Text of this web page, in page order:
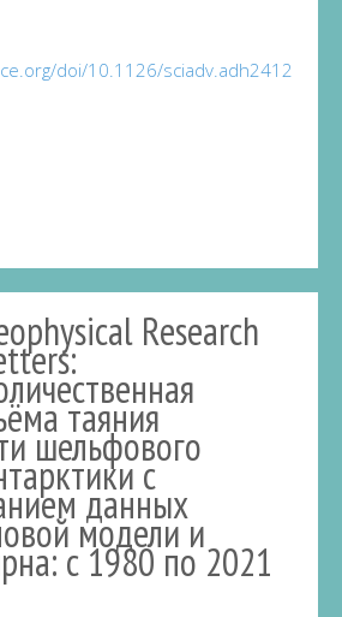
doi/10.1126/sciadv.adh2412
Research
таяния
шельфового
с
данных
модели и
с 1980 по 2021